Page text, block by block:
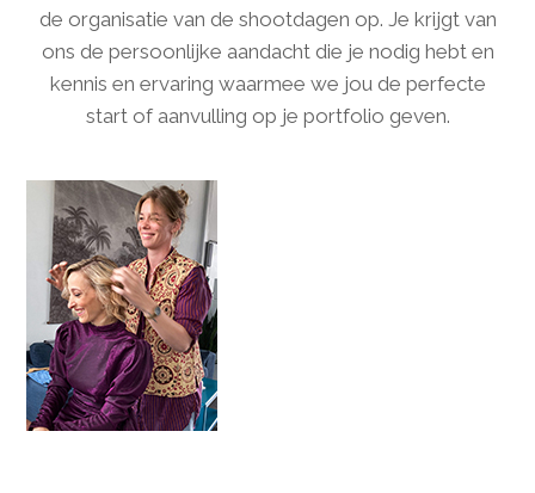
de organisatie van de shootdagen op. Je krijgt van
ons de persoonlijke aandacht die je nodig hebt en
kennis en ervaring waarmee we jou de perfecte
start of aanvulling op je portfolio geven.